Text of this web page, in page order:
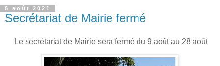
8 août 2021
Secrétariat de Mairie fermé
Le secrétariat de Mairie sera fermé du 9 août au 28 août